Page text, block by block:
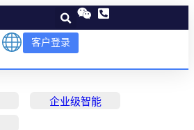
客户登录
企业级智能